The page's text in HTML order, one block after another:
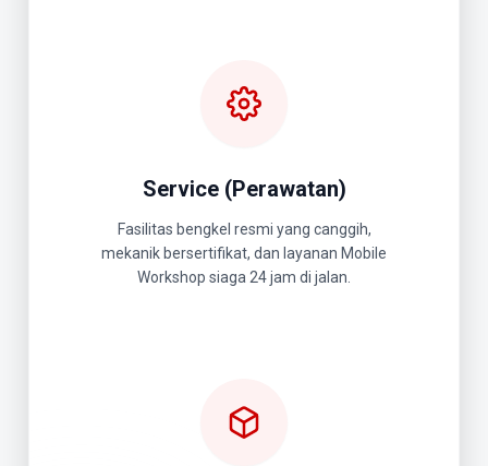
Service (Perawatan)
Fasilitas bengkel resmi yang canggih,
mekanik bersertifikat, dan layanan Mobile
Workshop siaga 24 jam di jalan.